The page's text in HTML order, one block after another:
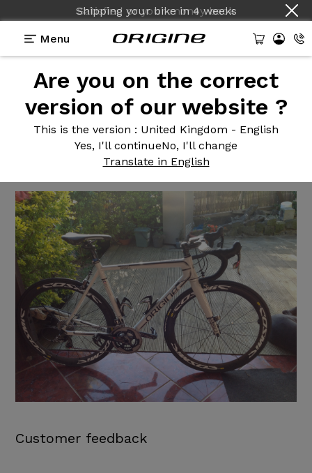
Shipping your bikein4 weeks
Menu
Are you on the correct
version of our website ?
This is the version : United Kingdom - English
Yes, I'll continueNo, I'll change
Translate in English
Reviews> Origine Axxome 250 configuré XR86
Origine Axxome250 configuré
Customer feedback